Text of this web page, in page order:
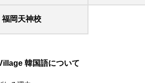
福岡天神校
韓国語について